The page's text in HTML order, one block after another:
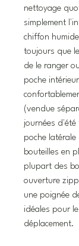
nettoyage
simplement
chiffon
toujours que
de le ranger
poche
(vendue
journées d'été
poche
bouteilles en
plupart des
ouverture
une poignée
idéales pour
déplacement.